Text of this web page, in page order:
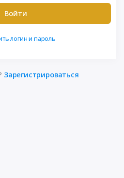
Войти
логин и пароль
Зарегистрироваться